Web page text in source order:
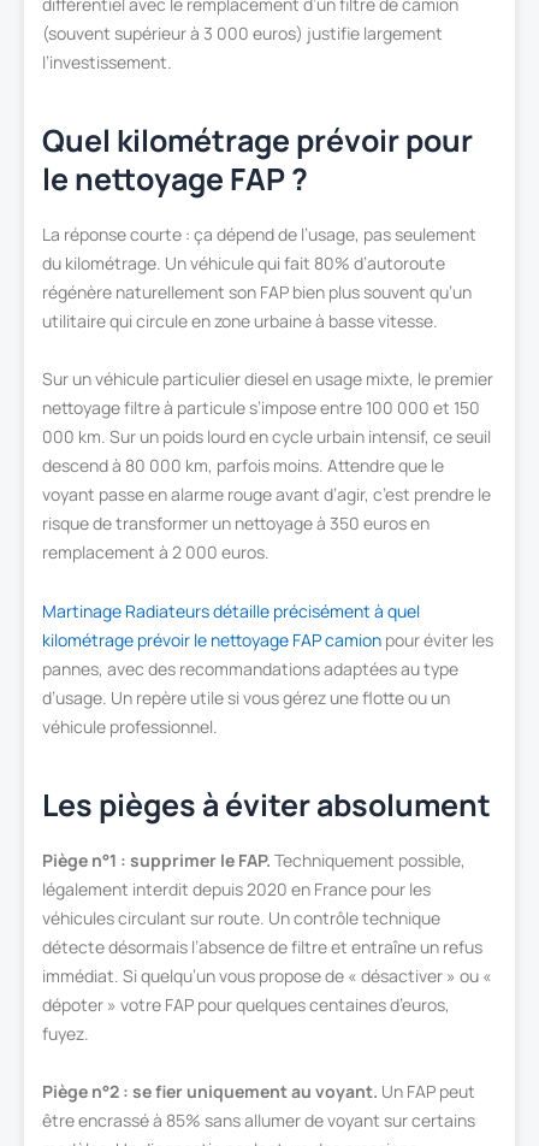
(souvent supérieur à 3 000 euros) justifie largement
l’investissement.
Quel kilométrage prévoir pour
le nettoyage FAP ?
La réponse courte : ça dépend de l’usage, pas seulement
du kilométrage. Un véhicule qui fait 80% d’autoroute
régénère naturellement son FAP bien plus souvent qu’un
utilitaire qui circule en zone urbaine à basse vitesse.
Sur un véhicule particulier diesel en usage mixte, le premier
nettoyage filtre à particule s’impose entre 100 000 et 150
000 km. Sur un poids lourd en cycle urbain intensif, ce seuil
descend à 80 000 km, parfois moins. Attendre que le
voyant passe en alarme rouge avant d’agir, c’est prendre le
risque de transformer un nettoyage à 350 euros en
remplacement à 2 000 euros.
Martinage Radiateurs détaille précisément à quel
kilométrage prévoir le nettoyage FAP camion pour éviter les
pannes, avec des recommandations adaptées au type
d’usage. Un repère utile si vous gérez une flotte ou un
véhicule professionnel.
Les pièges à éviter absolument
Piège n°1 : supprimer le FAP. Techniquement possible,
légalement interdit depuis 2020 en France pour les
véhicules circulant sur route. Un contrôle technique
détecte désormais l’absence de filtre et entraîne un refus
immédiat. Si quelqu’un vous propose de « désactiver » ou «
dépoter » votre FAP pour quelques centaines d’euros,
fuyez.
Piège n°2 : se fier uniquement au voyant. Un FAP peut
être encrassé à 85% sans allumer de voyant sur certains